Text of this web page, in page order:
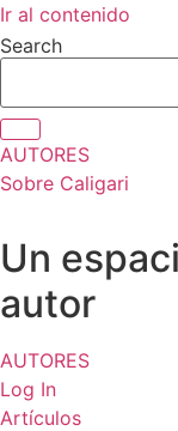
Ir al contenido
Search
AUTORES
Sobre Caligari
Un
autor
AUTORES
Log In
Artículos